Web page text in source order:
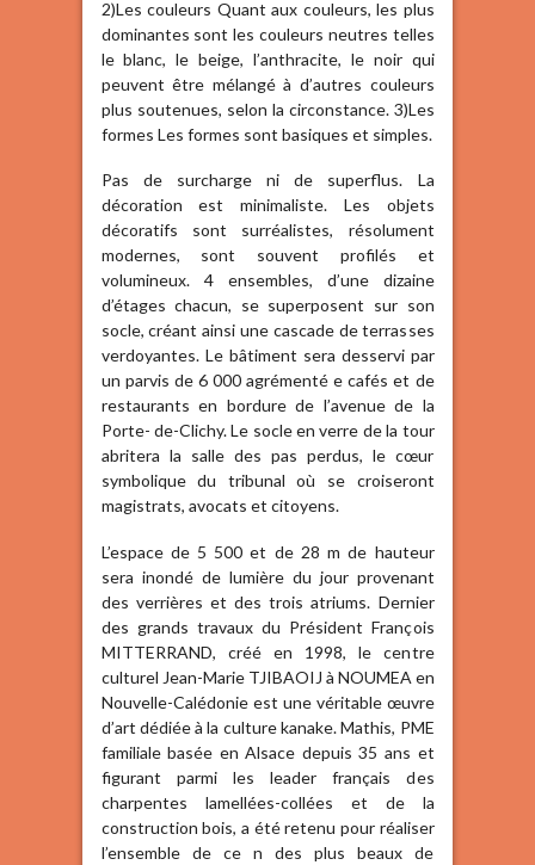
2)Les couleurs Quant aux couleurs, les plus
dominantes sont les couleurs neutres telles
le blanc, le beige, l’anthracite, le noir qui
peuvent être mélangé à d’autres couleurs
plus soutenues, selon la circonstance. 3)Les
formes Les formes sont basiques et simples.
Pas de surcharge ni de superflus. La
décoration est minimaliste. Les objets
décoratifs sont surréalistes, résolument
modernes, sont souvent profilés et
volumineux. 4 ensembles, d’une dizaine
d’étages chacun, se superposent sur son
socle, créant ainsi une cascade de terrasses
verdoyantes. Le bâtiment sera desservi par
un parvis de 6 000 agrémenté e cafés et de
restaurants en bordure de l’avenue de la
Porte- de-Clichy. Le socle en verre de la tour
abritera la salle des pas perdus, le cœur
symbolique du tribunal où se croiseront
magistrats, avocats et citoyens.
L’espace de 5 500 et de 28 m de hauteur
sera inondé de lumière du jour provenant
des verrières et des trois atriums. Dernier
des grands travaux du Président François
MITTERRAND, créé en 1998, le centre
culturel Jean-Marie TJIBAOIJ à NOUMEA en
Nouvelle-Calédonie est une véritable œuvre
d’art dédiée à la culture kanake. Mathis, PME
familiale basée en Alsace depuis 35 ans et
figurant parmi les leader français des
charpentes lamellées-collées et de la
construction bois, a été retenu pour réaliser
l’ensemble de ce n des plus beaux de